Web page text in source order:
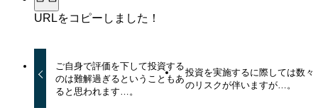
URLをコピーしました！
ご自身で評価を下して投資する
のは難解過ぎるということもあ
ると思われます…。
投資を実施するに際しては数々
のリスクが伴いますが…。